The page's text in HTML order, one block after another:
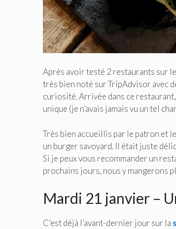
Après avoir testé 2 restaurants sur
très bien noté sur TripAdvisor avec
curiosité. Arrivée dans ce
unique (je n’avais jamais vu un tel
Très bien accueillis par le patron et
un burger savoyard. Il était juste
Si je peux vous recommander un
prochains jours, nous y mangerons
Mardi 21 janvier –
C’est déjà l’avant-dernier jour sur la